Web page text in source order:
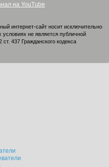
на YouTube
интернет-сайт носит исключительно
не является публичной
437 Гражданского кодекса